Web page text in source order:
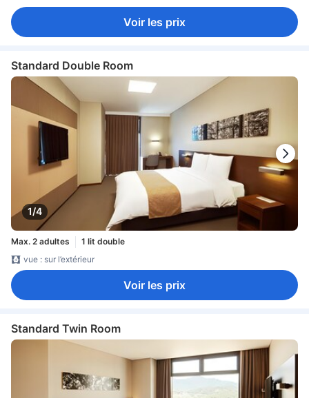
Voir les prix
Standard Double Room
1/4
Max. 2 adultes
1 lit double
vue : sur l’extérieur
Voir les prix
Standard Twin Room